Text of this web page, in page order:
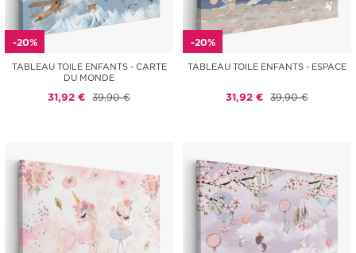
-20%
TABLEAU TOILE ENFANTS - CARTE
DU MONDE
31,92 € 39,90 €
-20%
TABLEAU TOILE ENFANTS - ESPACE
31,92 € 39,90 €